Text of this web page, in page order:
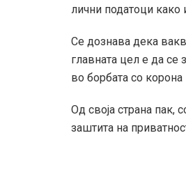
лични податоци како
Се дознава дека
главната цел е да
во борбата со корона
Од своја страна пак,
заштита на